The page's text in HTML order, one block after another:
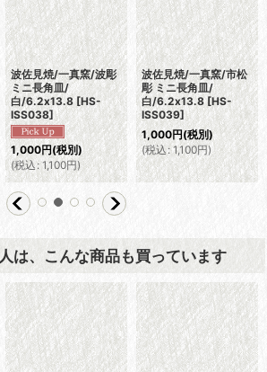
波佐見焼/一真窯/波彫
ミニ長角皿/
白/6.2x13.8 [HS-
ISS038]
1,000円(税別)
(税込: 1,100円)
波佐見焼/一真窯/市松
彫 ミニ長角皿/
白/6.2x13.8 [HS-
ISS039]
1,000円(税別)
(税込: 1,100円)
は、こんな商品も買っています